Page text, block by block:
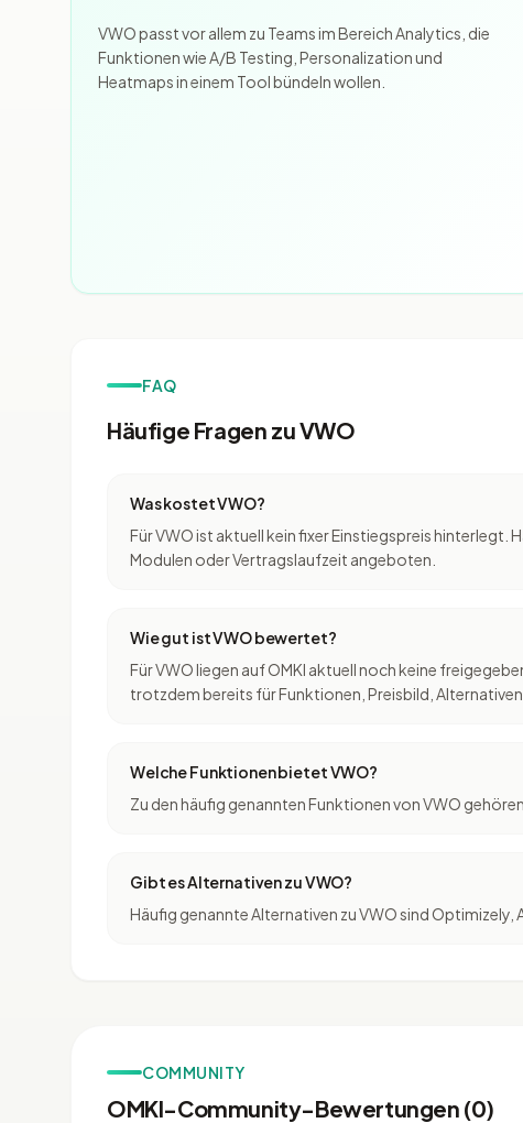
VWO passt vor allem zu Teams im Bereich Analytics, die
Funktionen wie A/B Testing, Personalization und
Heatmaps in einem Tool bündeln wollen.
FAQ
Häufige Fragen zu VWO
Was kostet VWO?
Für VWO ist aktuell kein fixer Einstiegspreis hinterlegt.
Modulen oder Vertragslaufzeit angeboten.
Wie gut ist VWO bewertet?
Für VWO liegen auf OMKI aktuell noch keine
trotzdem bereits für Funktionen, Preisbild,
Welche Funktionen bietet VWO?
Zu den häufig genannten Funktionen von VWO
Gibt es Alternativen zu VWO?
Häufig genannte Alternativen zu VWO sind Optimizely,
COMMUNITY
OMKI-Community-Bewertungen (0)